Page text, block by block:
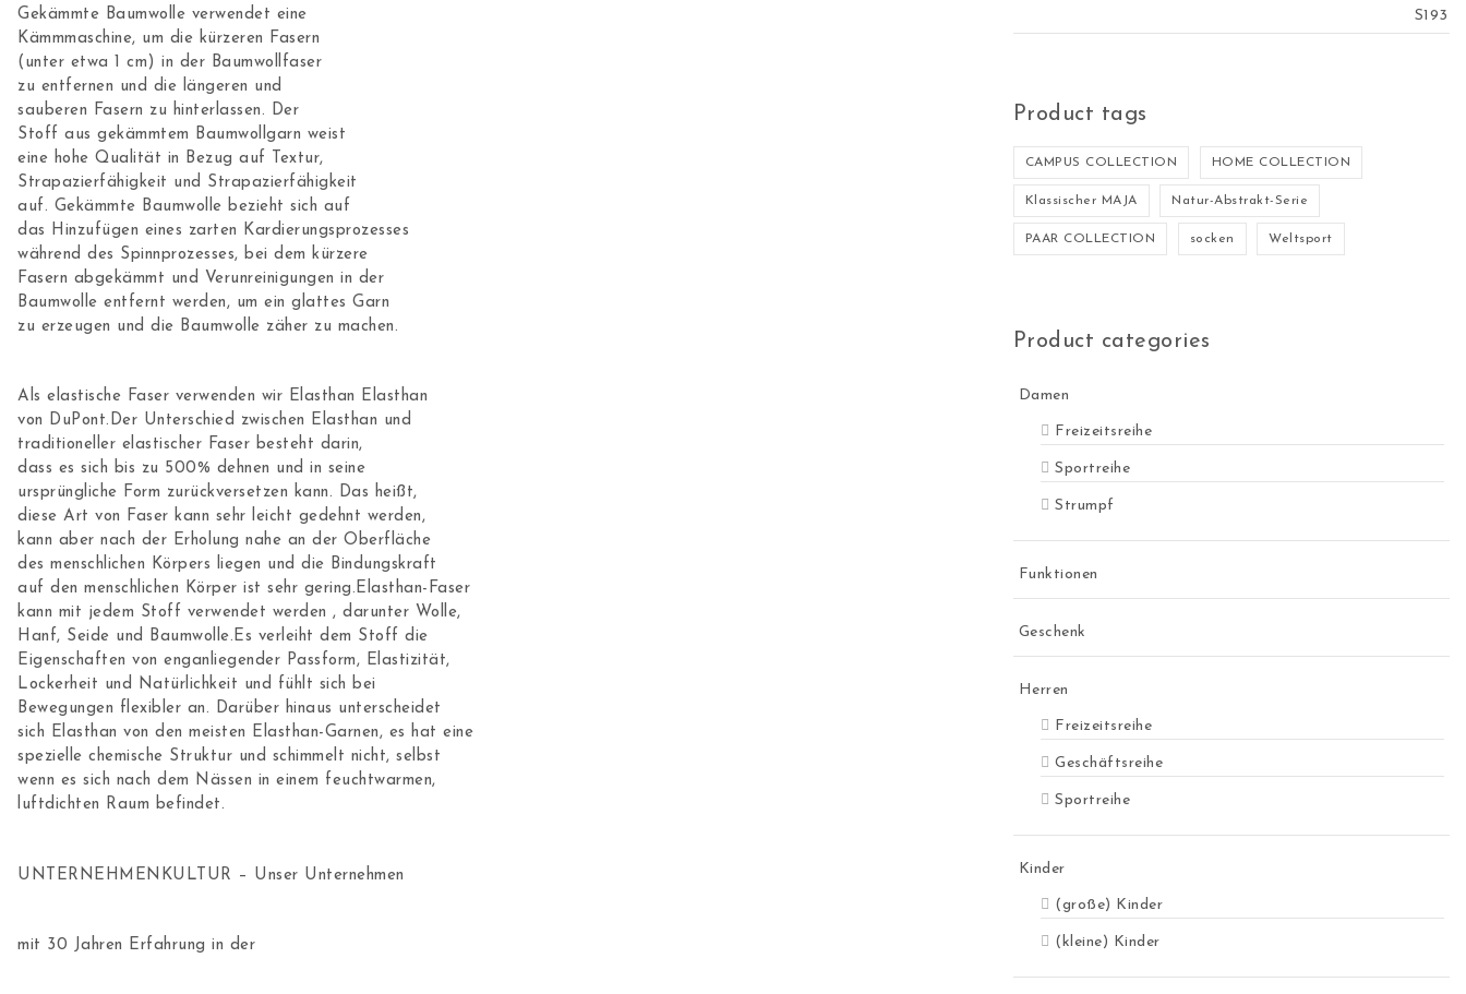
Gekämmte Baumwolle verwendet eine
Kämmmaschine, um die kürzeren Fasern
(unter etwa 1 cm) in der Baumwollfaser
zu entfernen und die längeren und
sauberen Fasern zu hinterlassen. Der
Stoff aus gekämmtem Baumwollgarn weist
eine hohe Qualität in Bezug auf Textur,
Strapazierfähigkeit und Strapazierfähigkeit
auf. Gekämmte Baumwolle bezieht sich auf
das Hinzufügen eines zarten Kardierungsprozesses
während des Spinnprozesses, bei dem kürzere
Fasern abgekämmt und Verunreinigungen in der
Baumwolle entfernt werden, um ein glattes Garn
zu erzeugen und die Baumwolle zäher zu machen.
Als elastische Faser verwenden wir Elasthan Elasthan
von DuPont.Der Unterschied zwischen Elasthan und
traditioneller elastischer Faser besteht darin,
dass es sich bis zu 500% dehnen und in seine
ursprüngliche Form zurückversetzen kann. Das heißt,
diese Art von Faser kann sehr leicht gedehnt werden,
kann aber nach der Erholung nahe an der Oberfläche
des menschlichen Körpers liegen und die Bindungskraft
auf den menschlichen Körper ist sehr gering.Elasthan-Faser
kann mit jedem Stoff verwendet werden , darunter Wolle,
Hanf, Seide und Baumwolle.Es verleiht dem Stoff die
Eigenschaften von enganliegender Passform, Elastizität,
Lockerheit und Natürlichkeit und fühlt sich bei
Bewegungen flexibler an. Darüber hinaus unterscheidet
sich Elasthan von den meisten Elasthan-Garnen, es hat eine
spezielle chemische Struktur und schimmelt nicht, selbst
wenn es sich nach dem Nässen in einem feuchtwarmen,
luftdichten Raum befindet.
UNTERNEHMENKULTUR – Unser Unternehmen
mit 30 Jahren Erfahrung in der
Product tags
CAMPUS COLLECTION HOME COLLECTION
Klassischer MAJA Natur-Abstrakt-Serie
PAAR COLLECTION socken Weltsport
Product categories
Damen
Freizeitsreihe
Sportreihe
Strumpf
Funktionen
Geschenk
Herren
Freizeitsreihe
Geschäftsreihe
Sportreihe
Kinder
(große) Kinder
(kleine) Kinder